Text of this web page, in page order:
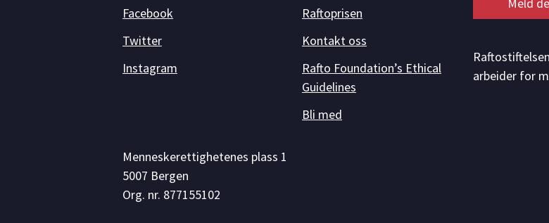
Facebook
Twitter
Instagram
Raftoprisen
Kontakt oss
Rafto Foundation’s Ethical
Guidelines
Bli med
Menneskerettighetenes plass 1
5007 Bergen
Org. nr. 877155102
arbeider for